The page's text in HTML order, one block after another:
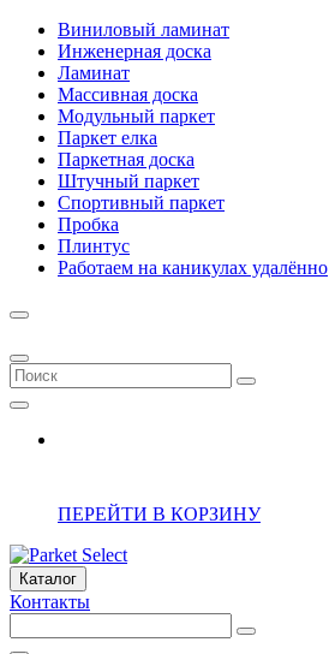
Виниловый ламинат
Инженерная доска
Ламинат
Массивная доска
Модульный паркет
Паркет елка
Паркетная доска
Штучный паркет
Спортивный паркет
Пробка
Плинтус
Работаем на каникулах удалённо
ПЕРЕЙТИ В КОРЗИНУ
Каталог
Контакты